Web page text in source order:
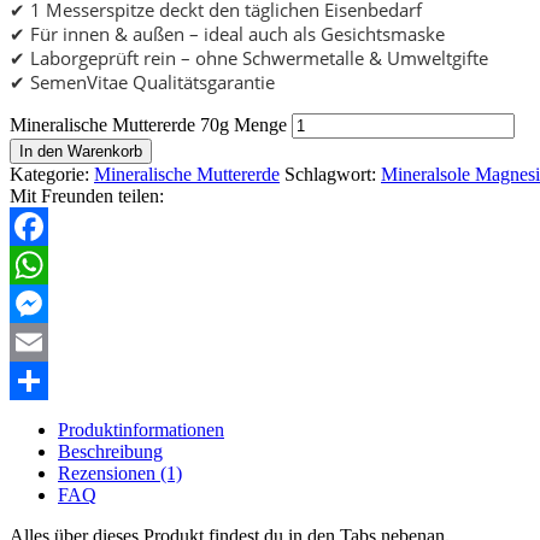
✔ 1 Messerspitze deckt den täglichen Eisenbedarf
✔ Für innen & außen – ideal auch als Gesichtsmaske
✔ Laborgeprüft rein – ohne Schwermetalle & Umweltgifte
✔ SemenVitae Qualitätsgarantie
Mineralische Muttererde 70g Menge
In den Warenkorb
Kategorie: Mineralische Muttererde Schlagwort: Mineralsole
Mit Freunden teilen:
Facebook
WhatsApp
Messenger
Email
Produktinformationen
Beschreibung
Rezensionen (1)
FAQ
Alles über dieses Produkt findest du in den Tabs nebenan.